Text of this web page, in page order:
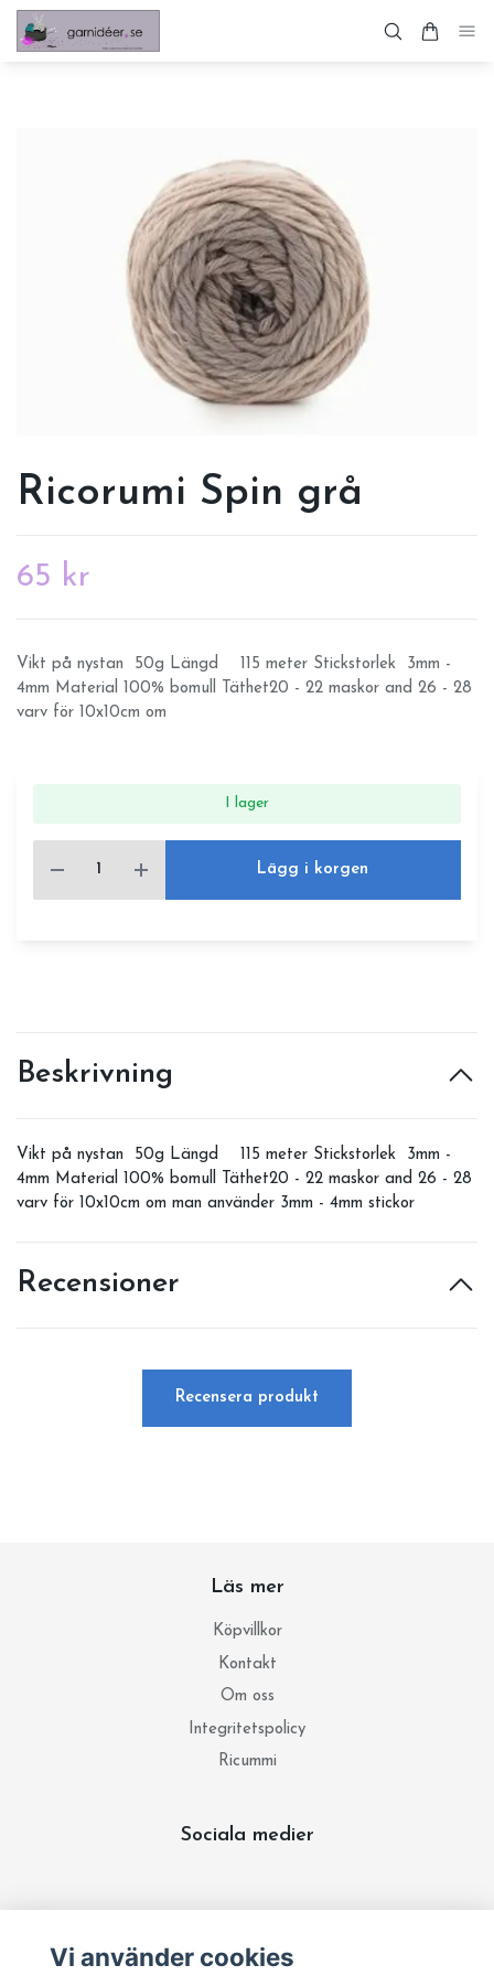
Ricorumi Spin grå
65 kr
Vikt på nystan 50g Längd 115 meter Stickstorlek 3mm -
4mm Material 100% bomull Täthet20 - 22 maskor and 26 - 28
varv för 10x10cm om
I lager
Lägg i korgen
Beskrivning
Vikt på nystan 50g Längd 115 meter Stickstorlek 3mm -
4mm Material 100% bomull Täthet20 - 22 maskor and 26 - 28
varv för 10x10cm om man använder 3mm - 4mm stickor
Recensioner
Recensera produkt
Läs mer
Köpvillkor
Kontakt
Om oss
Integritetspolicy
Ricummi
Sociala medier
Vi använder cookies